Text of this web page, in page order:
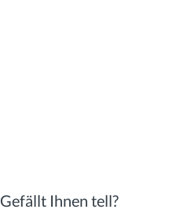
Gefällt Ihnen tell?